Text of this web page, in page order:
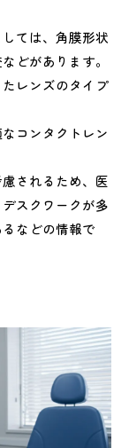
ては、角膜形状
どがあります。
レンズのタイプ
コンタクトレン
されるため、医
スクワークが多
などの情報で